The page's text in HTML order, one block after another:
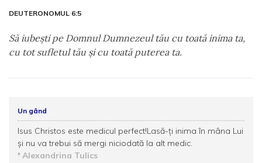
DEUTERONOMUL 6:5
Să iubeşti pe Domnul Dumnezeul tău cu toată inima ta,
cu tot sufletul tău şi cu toată puterea ta.
Un gând
Isus Christos este medicul perfect!Lasă-ți inima în mâna Lui
și nu va trebui să mergi niciodată la alt medic.
Alexandrina Tulics